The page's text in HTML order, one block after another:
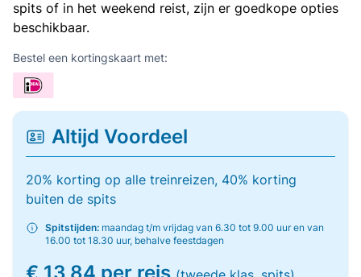
spits of in het weekend reist, zijn er goedkope opties
beschikbaar.
Bestel een kortingskaart met:
Altijd Voordeel
20% korting op alle treinreizen, 40% korting
buiten de spits
Spitstijden: maandag t/m vrijdag van 6.30 tot 9.00 uur en van
16.00 tot 18.30 uur, behalve feestdagen